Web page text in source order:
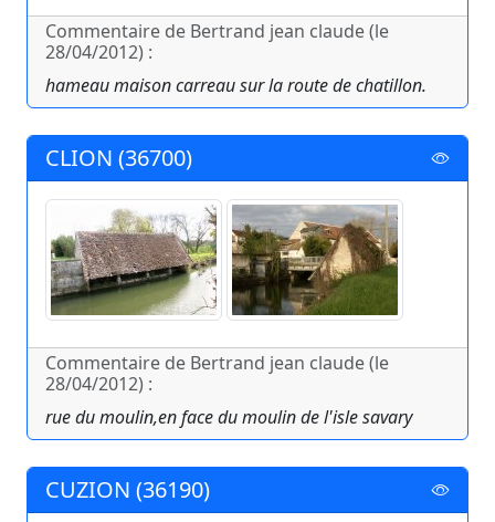
Commentaire de Bertrand jean claude (le
28/04/2012) :
hameau maison carreau sur la route de chatillon.
CLION (36700)
Commentaire de Bertrand jean claude (le
28/04/2012) :
rue du moulin,en face du moulin de l'isle savary
CUZION (36190)